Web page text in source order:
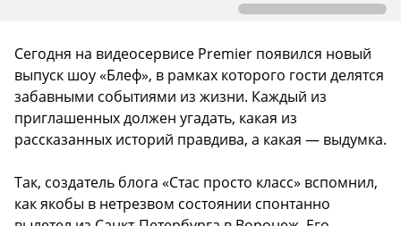
Сегодня на видеосервисе Premier появился новый
выпуск шоу «Блеф», в рамках которого гости делятся
забавными событиями из жизни. Каждый из
приглашенных должен угадать, какая из
рассказанных историй правдива, а какая — выдумка.
Так, создатель блога «Стас просто класс» вспомнил,
как якобы в нетрезвом состоянии спонтанно